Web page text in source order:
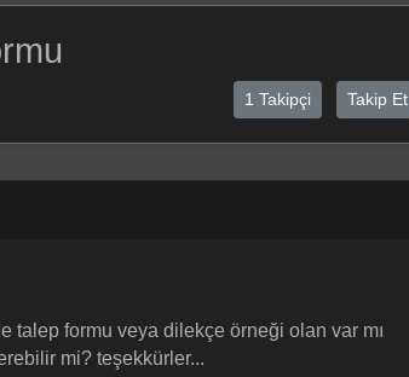
1 Takipçi Takip Et
formu veya dilekçe örneği olan var mı
mi? teşekkürler...